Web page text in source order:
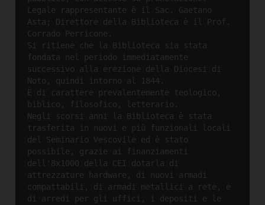
Legale rappresentante è il Sac. Gaetano
Asta; Direttore della Biblioteca è il Prof.
Corrado Perricone.
Si ritiene che la Biblioteca sia stata
fondata nel periodo immediatamente
successivo alla erezione della Diocesi di
Noto, quindi intorno al 1844.
È di carattere prevalentemente teologico,
biblico, filosofico, letterario.
Negli scorsi anni la Biblioteca è stata
trasferita in nuovi e più funzionali locali
del Seminario Vescovile ed è stato
possibile, grazie ai finanziamenti
dell'8x1000 della CEI dotarla di
attrezzature hardware, di nuovi armadi
compattabili, di armadi metallici a rete, e
di arredi per gli uffici, i depositi e le